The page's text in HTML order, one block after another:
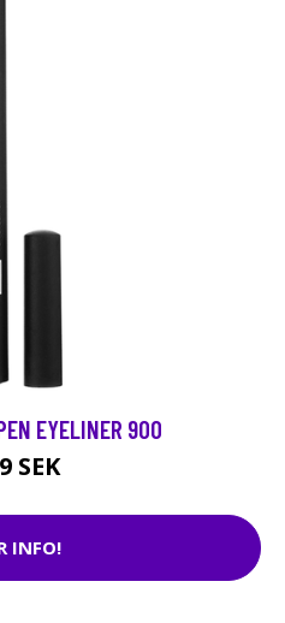
EYELINER 900
SEK
INFO!